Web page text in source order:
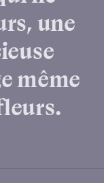
une
même